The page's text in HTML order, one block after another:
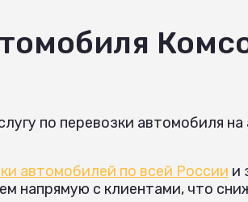
по перевозки автомобиля
автомобилей по всей России и
напрямую с клиентами, что